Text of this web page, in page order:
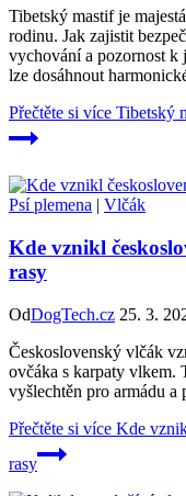
Tibetský mastif je
rodinu. Jak zajistit
vychování a pozornost k
lze dosáhnout
Přečtěte si více Tibetský
Psí plemena | Vlčák
Kde vznikl
rasy
OdDogTech.cz 25. 3.
Československý vlčák
ovčáka s karpaty vlkem.
vyšlechtěn pro armádu a
Přečtěte si více Kde
rasy